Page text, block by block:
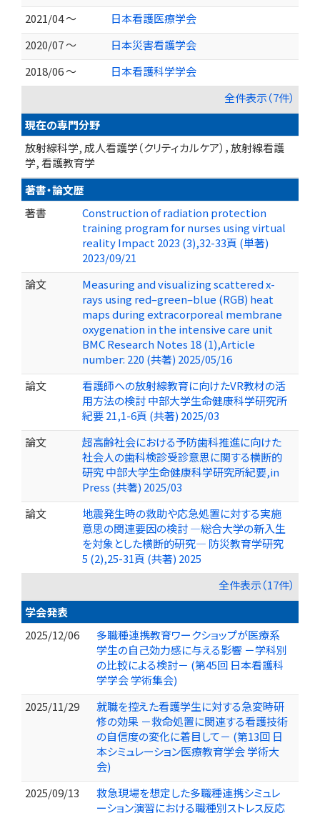
2021/04 ～
日本看護医療学会
2020/07 ～
日本災害看護学会
2018/06 ～
日本看護科学学会
全件表示（7件）
現在の専門分野
放射線科学, 成人看護学（クリティカルケア），放射線看護
学, 看護教育学
著書・論文歴
著書
Construction of radiation protection
training program for nurses using virtual
reality Impact 2023 (3),32-33頁 (単著)
2023/09/21
論文
Measuring and visualizing scattered x-
rays using red–green–blue (RGB) heat
maps during extracorporeal membrane
oxygenation in the intensive care unit
BMC Research Notes 18 (1),Article
number: 220 (共著) 2025/05/16
論文
看護師への放射線教育に向けたVR教材の活
用方法の検討 中部大学生命健康科学研究所
紀要 21,1-6頁 (共著) 2025/03
論文
超高齢社会における予防歯科推進に向けた
社会人の歯科検診受診意思に関する横断的
研究 中部大学生命健康科学研究所紀要,in
Press (共著) 2025/03
論文
地震発生時の救助や応急処置に対する実施
意思の関連要因の検討 ―総合大学の新入生
を対象とした横断的研究― 防災教育学研究
5 (2),25-31頁 (共著) 2025
全件表示（17件）
学会発表
2025/12/06
多職種連携教育ワークショップが医療系
学生の自己効力感に与える影響 －学科別
の比較による検討－ (第45回 日本看護科
学学会 学術集会)
2025/11/29
就職を控えた看護学生に対する急変時研
修の効果 －救命処置に関連する看護技術
の自信度の変化に着目して－ (第13回 日
本シミュレーション医療教育学会 学術大
会)
2025/09/13
救急現場を想定した多職種連携シミュレ
ーション演習における職種別ストレス反応